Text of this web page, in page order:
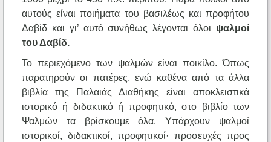
αυτούς είναι ποιήματα του βασιλέως και προφήτου
Δαβίδ και γι’ αυτό συνήθως λέγονται όλοι ψαλμοί
του Δαβίδ.
Το περιεχόμενο των ψαλμών είναι ποικίλο. Όπως
παρατηρούν οι πατέρες, ενώ καθένα από τα άλλα
βιβλία της Παλαιάς Διαθήκης είναι αποκλειστικά
ιστορικό ή διδακτικό ή προφητικό, στο βιβλίο των
Ψαλμών τα βρίσκουμε όλα. Υπάρχουν ψαλμοί
ιστορικοί, διδακτικοί, προφητικοί· προσευχές προς